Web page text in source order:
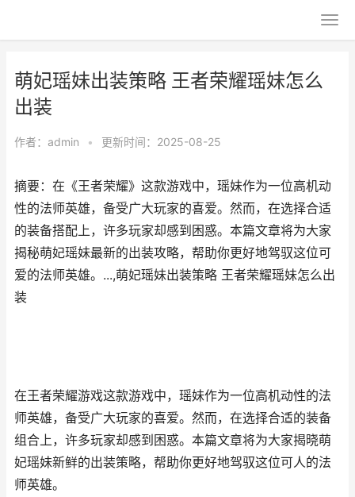
萌妃瑶妹出装策略 王者荣耀瑶妹怎么
出装
作者： admin • 更新时间：2025-08-25
摘要：在《王者荣耀》这款游戏中，瑶妹作为一位高机动
性的法师英雄，备受广大玩家的喜爱。然而，在选择合适
的装备搭配上，许多玩家却感到困惑。本篇文章将为大家
揭秘萌妃瑶妹最新的出装攻略，帮助你更好地驾驭这位可
爱的法师英雄。...,萌妃瑶妹出装策略 王者荣耀瑶妹怎么出
装
在王者荣耀游戏这款游戏中，瑶妹作为一位高机动性的法
师英雄，备受广大玩家的喜爱。然而，在选择合适的装备
组合上，许多玩家却感到困惑。本篇文章将为大家揭晓萌
妃瑶妹新鲜的出装策略，帮助你更好地驾驭这位可人的法
师英雄。